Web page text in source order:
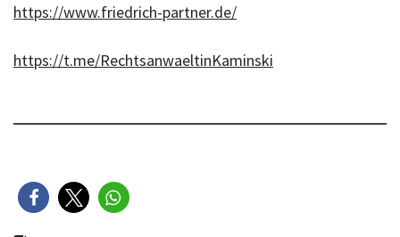
https://www.friedrich-partner.de/
https://t.me/RechtsanwaeltinKaminski